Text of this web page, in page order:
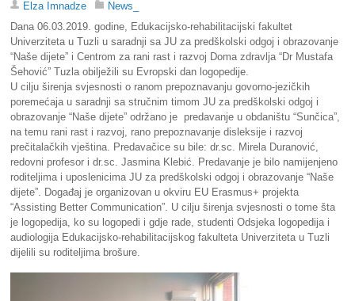
Elza Imnadze
News_
Dana 06.03.2019. godine, Edukacijsko-rehabilitacijski fakultet
Univerziteta u Tuzli u saradnji sa JU za predškolski odgoj i obrazovanje
“Naše dijete” i Centrom za rani rast i razvoj Doma zdravlja “Dr Mustafa
Šehović” Tuzla obilježili su Evropski dan logopedije.
U cilju širenja svjesnosti o ranom prepoznavanju govorno-jezičkih
poremećaja u saradnji sa stručnim timom JU za predškolski odgoj i
obrazovanje “Naše dijete” održano je predavanje u obdaništu “Sunčica”,
na temu rani rast i razvoj, rano prepoznavanje disleksije i razvoj
prečitalačkih vještina. Predavačice su bile: dr.sc. Mirela Duranović,
redovni profesor i dr.sc. Jasmina Klebić. Predavanje je bilo namijenjeno
roditeljima i uposlenicima JU za predškolski odgoj i obrazovanje “Naše
dijete”. Događaj je organizovan u okviru EU Erasmus+ projekta
“Assisting Better Communication”. U cilju širenja svjesnosti o tome šta
je logopedija, ko su logopedi i gdje rade, studenti Odsjeka logopedija i
audiologija Edukacijsko-rehabilitacijskog fakulteta Univerziteta u Tuzli
dijelili su roditeljima brošure.